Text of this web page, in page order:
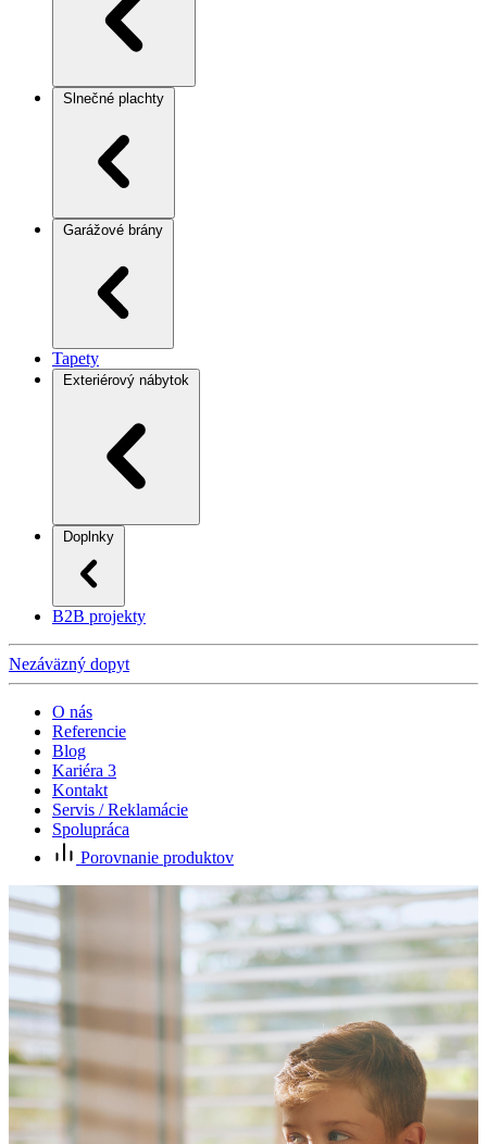
Slnečné plachty
Garážové brány
Tapety
Exteriérový nábytok
Doplnky
B2B projekty
Nezáväzný dopyt
O nás
Referencie
Blog
Kariéra 3
Kontakt
Servis / Reklamácie
Spolupráca
Porovnanie produktov